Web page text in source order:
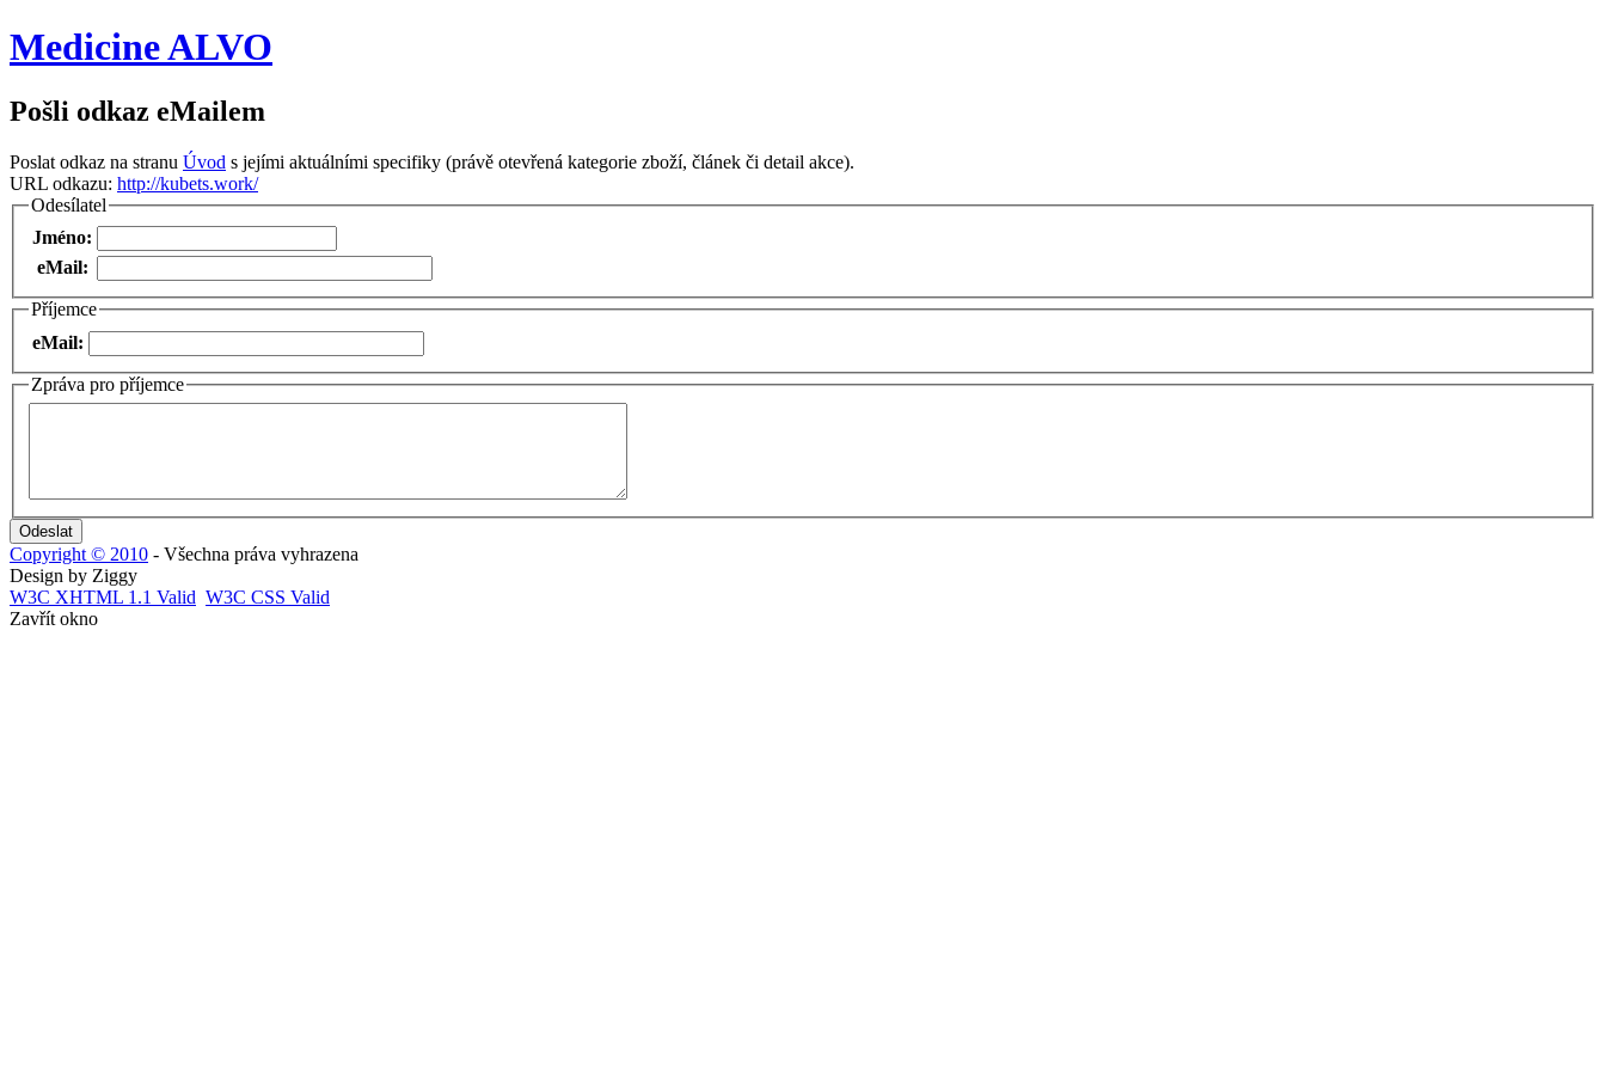
Medicine ALVO
Pošli odkaz eMailem
Poslat odkaz na stranu Úvod s jejími aktuálními specifiky (právě otevřená kategorie zboží, článek či detail akce).
URL odkazu: http://kubets.work/
Odesílatel
Jméno:
eMail:
Příjemce
eMail:
Zpráva pro příjemce
Copyright © 2010 - Všechna práva vyhrazena
Design by Ziggy
W3C XHTML 1.1 Valid W3C CSS Valid
Zavřít okno